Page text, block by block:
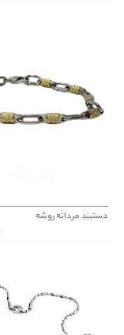
دستبند مردانه روشه